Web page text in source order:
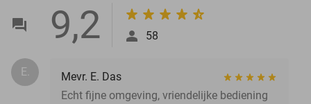
9,2 58
E.
Mevr. E. Das
Echt fijne omgeving, vriendelijke bediening